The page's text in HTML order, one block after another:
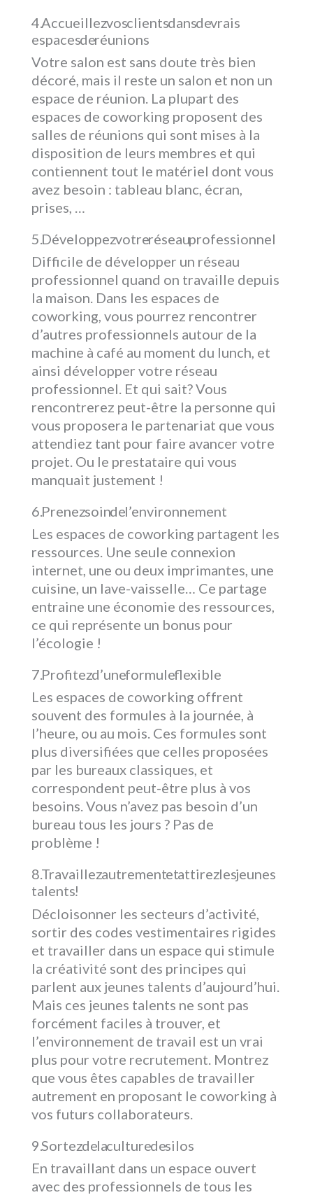
Accueillez vos clients dans de vrais
espaces de réunions
Votre salon est sans doute très bien
décoré, mais il reste un salon et non un
espace de réunion. La plupart des
espaces de coworking proposent des
salles de réunions qui sont mises à la
disposition de leurs membres et qui
contiennent tout le matériel dont vous
avez besoin : tableau blanc, écran,
prises, …
Développez votre réseau professionnel
Difficile de développer un réseau
professionnel quand on travaille depuis
la maison. Dans les espaces de
coworking, vous pourrez rencontrer
d’autres professionnels autour de la
machine à café au moment du lunch, et
ainsi développer votre réseau
professionnel. Et qui sait? Vous
rencontrerez peut-être la personne qui
vous proposera le partenariat que vous
attendiez tant pour faire avancer votre
projet. Ou le prestataire qui vous
manquait justement !
Prenez soin de l’environnement
Les espaces de coworking partagent les
ressources. Une seule connexion
internet, une ou deux imprimantes, une
cuisine, un lave-vaisselle… Ce partage
entraine une économie des ressources,
ce qui représente un bonus pour
l’écologie !
Profitez d’une formule flexible
Les espaces de coworking offrent
souvent des formules à la journée, à
l’heure, ou au mois. Ces formules sont
plus diversifiées que celles proposées
par les bureaux classiques, et
correspondent peut-être plus à vos
besoins. Vous n’avez pas besoin d’un
bureau tous les jours ? Pas de
problème !
Travaillez autrement et attirez les jeunes
talents !
Décloisonner les secteurs d’activité,
sortir des codes vestimentaires rigides
et travailler dans un espace qui stimule
la créativité sont des principes qui
parlent aux jeunes talents d’aujourd’hui.
Mais ces jeunes talents ne sont pas
forcément faciles à trouver, et
l’environnement de travail est un vrai
plus pour votre recrutement. Montrez
que vous êtes capables de travailler
autrement en proposant le coworking à
vos futurs collaborateurs.
Sortez de la culture de silos
En travaillant dans un espace ouvert
avec des professionnels de tous les